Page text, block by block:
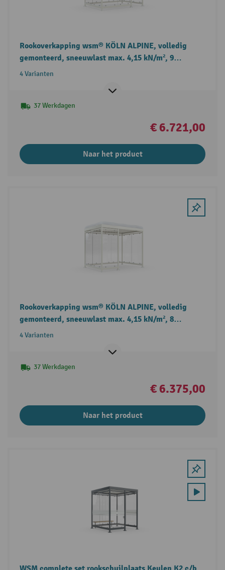
Rookoverkapping wsm® KÖLN ALPINE, volledig
gemonteerd, sneeuwlast max. 4,15 kN/m², 9
elementen
4 Varianten
37 Werkdagen
€ 6.721,00
Naar het product
Rookoverkapping wsm® KÖLN ALPINE, volledig
gemonteerd, sneeuwlast max. 4,15 kN/m², 8
elementen
4 Varianten
37 Werkdagen
€ 6.375,00
Naar het product